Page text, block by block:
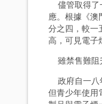
儘管取得了
應。根據《澳
分之四，較一
高，可見電子
雖禁售難阻
政府自一八
但青少年使用